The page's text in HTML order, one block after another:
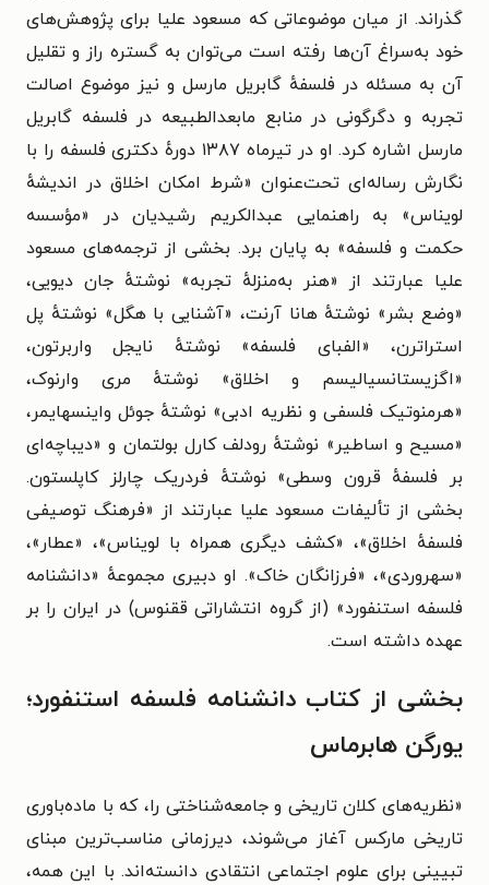
گذراند. از میان موضوعاتی که مسعود علیا برای پژوهش‌های
خود به‌سراغ آن‌ها رفته است می‌توان به گستره راز و تقلیل
آن به مسئله در فلسفهٔ گابریل مارسل و نیز موضوع اصالت
تجربه و دگرگونی در منابع مابعدالطبیعه در فلسفه گابریل
مارسل اشاره کرد. او در تیرماه ۱۳۸۷ دورهٔ دکتری فلسفه را با
نگارش رساله‌ای تحت‌عنوان «شرط امکان اخلاق در اندیشه‌ٔ
لویناس» به راهنمایی عبدالکریم رشیدیان در «مؤسسه
حکمت و فلسفه» به پایان برد. بخشی از ترجمه‌های مسعود
علیا عبارتند از «هنر به‌منزلهٔ تجربه» نوشتهٔ جان دیویی،
«وضع بشر» نوشتهٔ هانا آرنت، «آشنایی با هگل» نوشتهٔ پل
استراترن، «الفبای فلسفه» نوشتهٔ نایجل واربرتون،
«اگزیستانسیالیسم و اخلاق» نوشتهٔ مری وارنوک،
«هرمنوتیک فلسفی و نظریه ادبی» نوشتهٔ جوئل واینسهایمر،
«مسیح و اساطیر» نوشتهٔ رودلف کارل بولتمان و «دیباچه‌ای
بر فلسفهٔ قرون وسطی» نوشتهٔ فردریک چارلز کاپلستون.
بخشی از تألیفات مسعود علیا عبارتند از «فرهنگ توصیفی
فلسفهٔ اخلاق»، «کشف دیگری همراه با لویناس»، «عطار»،
«سهروردی»، «فرزانگان خاک». او دبیری مجموعهٔ «دانشنامه
فلسفه استنفورد» (از گروه انتشاراتی ققنوس) در ایران را بر
عهده داشته است.
بخشی از کتاب دانشنامه فلسفه استنفورد؛
یورگن هابرماس
«نظریه‌های کلان تاریخی و جامعه‌شناختی را، که با ماده‌باوری
تاریخی مارکس آغاز می‌شوند، دیرزمانی مناسب‌ترین مبنای
تبیینی برای علوم اجتماعی انتقادی دانسته‌اند. با این همه،